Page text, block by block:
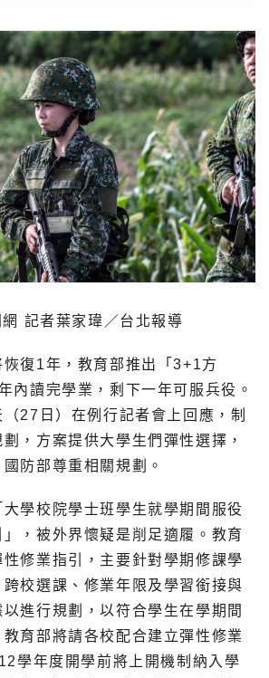
記者葉家瑋／台北報導
復1年，教育部推出「3+1方
內讀完學業，剩下一年可服兵役。
27日）在例行記者會上回應，制
，方案提供大學生們彈性選擇，
防部尊重相關規劃。
學校院學士班學生就學期間服役
，被外界懷疑是削足適履。教育
修業指引，主要針對學期修課學
校選課、修業年限及學習銜接與
進行規劃，以符合學生在學期間
育部將請各校配合建立彈性修業
學年度開學前將上開機制納入學